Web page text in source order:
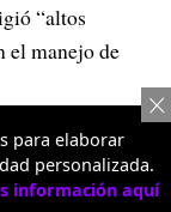
“altos
el manejo de
es
que
del país en
para elaborar
personalizada.
información aquí